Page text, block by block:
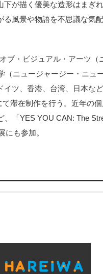
が描く優美な造形はまぎ
風景や物語を不思議な気
ブ・ビジュアル・アーツ（
（ニュージャージー・ニュ
ツ、香港、台湾、日本な
滞在制作を行う。近年の個
、「YES YOU CAN: The
にも参加。